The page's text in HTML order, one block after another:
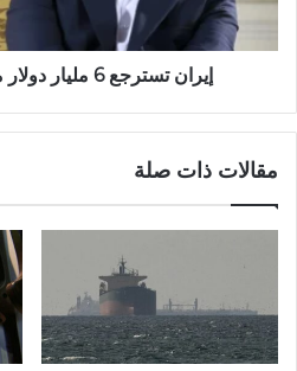
إيران تسترجع 6 مليار دولار من الاصول المجمدة
مقالات ذات صلة